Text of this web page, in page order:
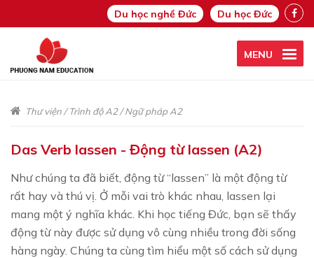
Du học nghề Đức Du học Đức
MENU
Thư viện/Trình độ A2/Ngữ pháp A2
Das Verb lassen - Động từ lassen (A2)
Như chúng ta đã biết, động từ “lassen” là một động từ
rất hay và thú vị. Ở mỗi vai trò khác nhau, lassen lại
mang một ý nghĩa khác. Khi học tiếng Đức, bạn sẽ thấy
động từ này được sử dụng vô cùng nhiều trong đời sống
hàng ngày. Chúng ta cùng tìm hiểu một số cách sử dụng